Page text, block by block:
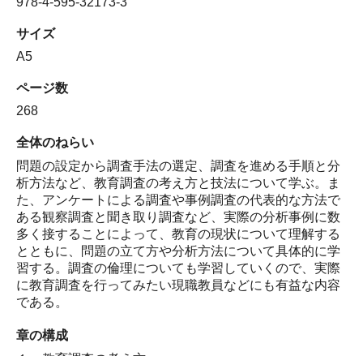
サイズ
A5
ページ数
268
全体のねらい
問題の設定から調査手法の選定、調査を進める手順と分
析方法など、教育調査の考え方と技法について学ぶ。ま
た、アンケートによる調査や事例調査の代表的な方法で
ある観察調査と聞き取り調査など、実際の分析事例に数
多く接することによって、教育の現状について理解する
とともに、問題の立て方や分析方法について具体的に学
習する。調査の倫理についても学習していくので、実際
に教育調査を行ってみたい現職教員などにも有益な内容
である。
章の構成